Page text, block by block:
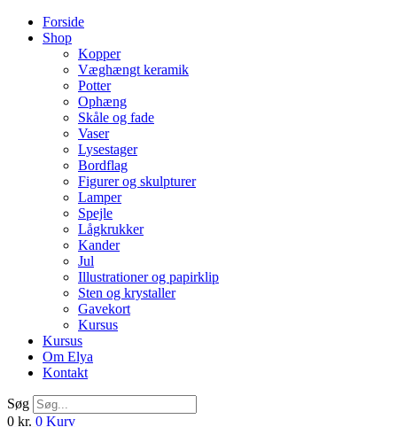
Forside
Shop
Kopper
Væghængt keramik
Potter
Ophæng
Skåle og fade
Vaser
Lysestager
Bordflag
Figurer og skulpturer
Lamper
Spejle
Lågkrukker
Kander
Jul
Illustrationer og papirklip
Sten og krystaller
Gavekort
Kursus
Kursus
Om Elya
Kontakt
Søg
0 kr. 0 Kurv